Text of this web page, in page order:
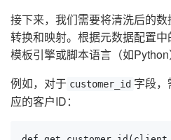
接下来，我们需要将清洗后的
转换和映射。根据元数据配置
模板引擎或脚本语言（如Python
例如，对于 customer_id 字段
应的客户ID：